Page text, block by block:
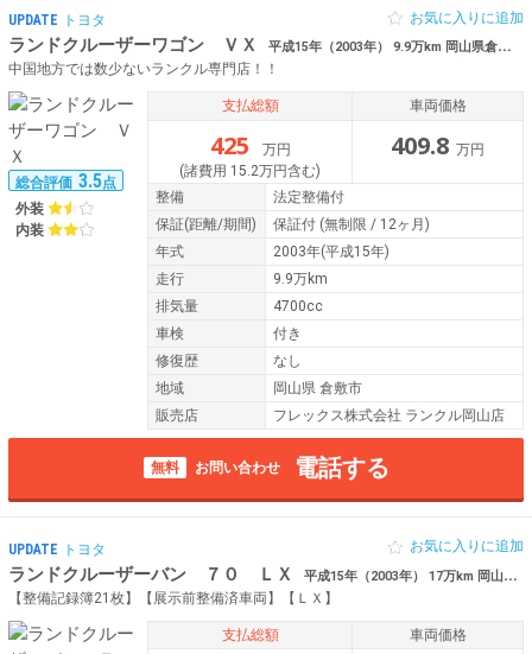
UPDATE トヨタ
ランドクルーザーワゴン ＶＸ 平成15年（2003年） 9.9万km 岡山県倉敷市 【RENOCA106】
中国地方では数少ないランクル専門店！！
お気に入りに追加
総合評価 3.5点
外装
内装
支払総額
425
万円
(諸費用 15.2万円含む)
車両価格
409.8 万円
整備
法定整備付
保証(距離/期間) 保証付 (無制限 / 12ヶ月)
年式
2003年(平成15年)
走行
9.9万km
排気量
4700cc
車検
付き
修復歴
なし
地域
岡山県 倉敷市
販売店
フレックス株式会社 ランクル岡山店
無料 お問い合わせ 電話する
UPDATE トヨタ
ランドクルーザーバン ７０ ＬＸ 平成15年（2003年） 17万km 岡山県倉敷市 【買取直販】【ワンオーナー】
【整備記録簿21枚】【展示前整備済車両】【ＬＸ】
お気に入りに追加
支払総額 車両価格